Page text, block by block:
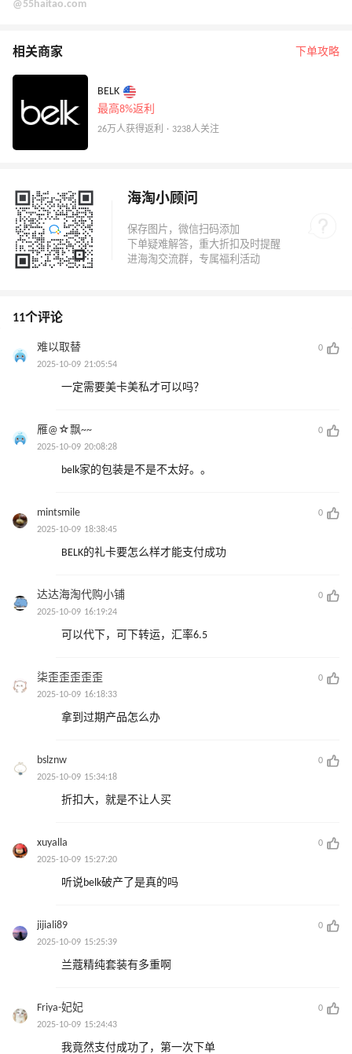
@55haitao.com
相关商家 下单攻略
BELK
最高8%返利
26万人获得返利 · 3238人关注
海淘小顾问
11个评论
难以取替
0
2025-10-09 21:05:54
一定需要美卡美私才可以吗？
雁@☆飘~~
0
2025-10-09 20:08:28
belk家的包装是不是不太好。。
mintsmile
0
2025-10-09 18:38:45
BELK的礼卡要怎么样才能支付成功
达达海淘代购小铺
0
2025-10-09 16:19:24
可以代下，可下转运，汇率6.5
柒歪歪歪歪歪
0
2025-10-09 16:18:33
拿到过期产品怎么办
bslznw
0
2025-10-09 15:34:18
折扣大，就是不让人买
xuyalla
0
2025-10-09 15:27:20
听说belk破产了是真的吗
jijiali89
0
2025-10-09 15:25:39
兰蔻精纯套装有多重啊
Friya-妃妃
0
2025-10-09 15:24:43
我竟然支付成功了，第一次下单